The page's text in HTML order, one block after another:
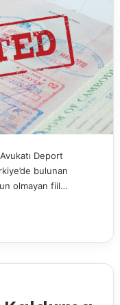
Deport
bulunan
olmayan fiil…